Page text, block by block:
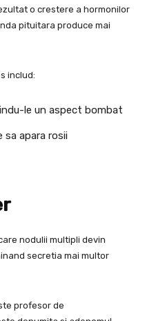
o crestere a hormonilor
pituitara produce mai
includ:
le un aspect bombat
sa apara rosii
nodulii multipli devin
secretia mai multor
profesor de